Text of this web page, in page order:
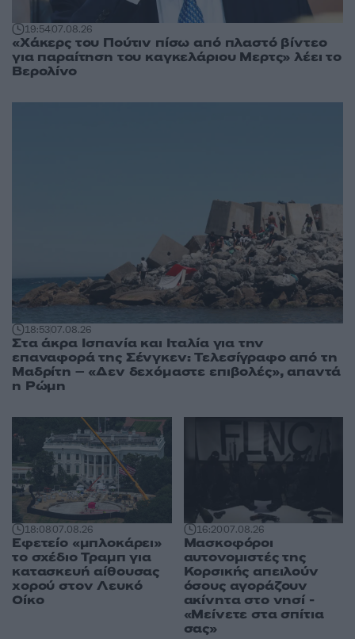
19:5407.08.26
«Χάκερς του Πούτιν πίσω από πλαστό βίντεο
για παραίτηση του καγκελάριου Μερτς» λέει το
Βερολίνο
18:5307.08.26
Στα άκρα Ισπανία και Ιταλία για την
επαναφορά της Σένγκεν: Τελεσίγραφο από τη
Μαδρίτη – «Δεν δεχόμαστε επιβολές», απαντά
η Ρώμη
18:0807.08.26
Εφετείο «μπλοκάρει»
το σχέδιο Τραμπ για
κατασκευή αίθουσας
χορού στον Λευκό
Οίκο
16:2007.08.26
Μασκοφόροι
αυτονομιστές της
Κορσικής απειλούν
όσους αγοράζουν
ακίνητα στο νησί -
«Μείνετε στα σπίτια
σας»